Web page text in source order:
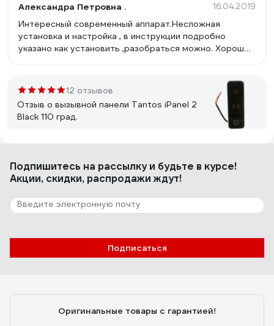
Александра Петровна . 16.04.2019
Интересный современный аппарат.Несложная
установка и настройка , в инструкции подробно
указано как установить ,разобраться можно. Хорошее
-слышен на весь подъезд и звонок и разговор .
12 отзывов
Отзыв о вызывной панели Tantos iPanel 2
Black 110 град.
Качество изображения, красивый вид
7 отзывов
PAL темно-серая
Подпишитесь на рассылкуи будьте в курсе!
Акции, скидки, распродажи ждут!
Подписаться
Оригинальные товары с гарантией!